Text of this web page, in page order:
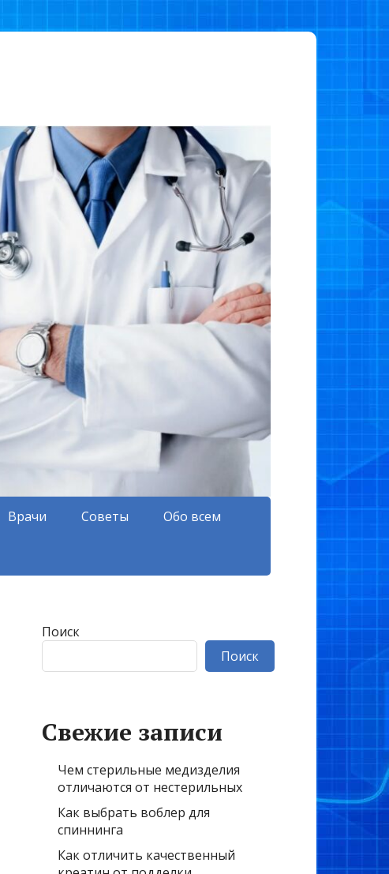
Врачи Советы Обо всем
Поиск
Поиск
Свежие записи
Чем стерильные медизделия
отличаются от нестерильных
Как выбрать воблер для
спиннинга
Как отличить качественный